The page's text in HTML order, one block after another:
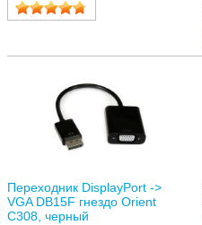
Переходник DisplayPort ->
VGA DB15F гнездо Orient
C308, черный